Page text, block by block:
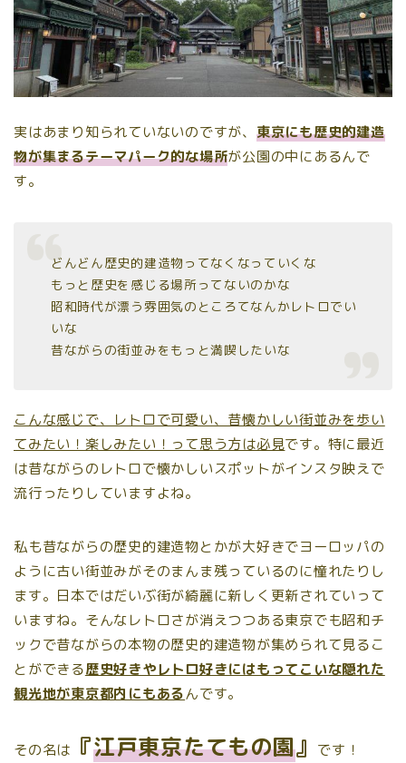
実はあまり知られていないのですが、 東京にも歴史的建造
物が集まるテーマパーク的な場所が公園の中にあるんで
す。
どんどん歴史的建造物ってなくなっていくな
もっと歴史を感じる場所ってないのかな
昭和時代が漂う雰囲気のところてなんかレトロでい
いな
昔ながらの街並みをもっと満喫したいな
こんな感じで、レトロで可愛い、昔懐かしい街並みを歩い
てみたい！楽しみたい！って思う方は必見です。特に最近
は昔ながらのレトロで懐かしいスポットがインスタ映えで
流行ったりしていますよね。
私も昔ながらの歴史的建造物とかが大好きでヨーロッパの
ように古い街並みがそのまんま残っているのに憧れたりし
ます。日本ではだいぶ街が綺麗に新しく更新されていって
いますね。そんなレトロさが消えつつある東京でも昭和チ
ックで昔ながらの本物の歴史的建造物が集められて見るこ
とができる歴史好きやレトロ好きにはもってこいな隠れた
観光地が東京都内にもあるんです。
その名は 『江戸東京たてもの園』 です！